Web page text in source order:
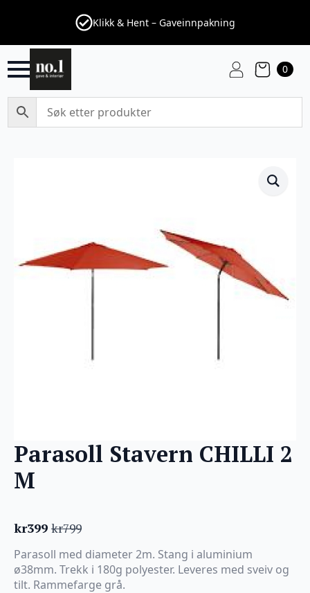
Klikk & Hent – Gaveinnpakning
0
Parasoll Stavern CHILLI 2
M
kr799
Opprinnelig
pris
var:
kr799.
kr399
Nåværende
pris
er:
kr399.
Parasoll med diameter 2m. Stang i aluminium
ø38mm. Trekk i 180g polyester. Leveres med sveiv og
tilt. Rammefarge grå.